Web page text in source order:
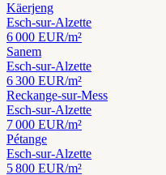
Käerjeng
Esch-sur-Alzette
6 000 EUR/m²
Sanem
Esch-sur-Alzette
6 300 EUR/m²
Reckange-sur-Mess
Esch-sur-Alzette
7 000 EUR/m²
Pétange
Esch-sur-Alzette
5 800 EUR/m²